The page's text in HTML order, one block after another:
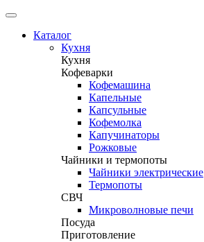
Каталог
Кухня
Кухня
Кофеварки
Кофемашина
Капельные
Капсульные
Кофемолка
Капучинаторы
Рожковые
Чайники и термопоты
Чайники электрические
Термопоты
СВЧ
Микроволновые печи
Посуда
Приготовление